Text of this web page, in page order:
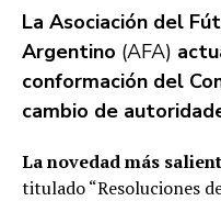
La Asociación del
Argentino (AFA)
conformación del
cambio de
La novedad más
titulado “Resoluciones